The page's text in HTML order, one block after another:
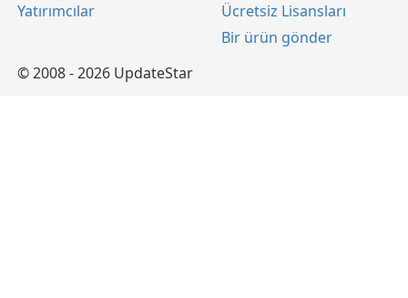
Yatırımcılar
Ücretsiz Lisansları
Bir ürün gönder
© 2008 - 2026 UpdateStar